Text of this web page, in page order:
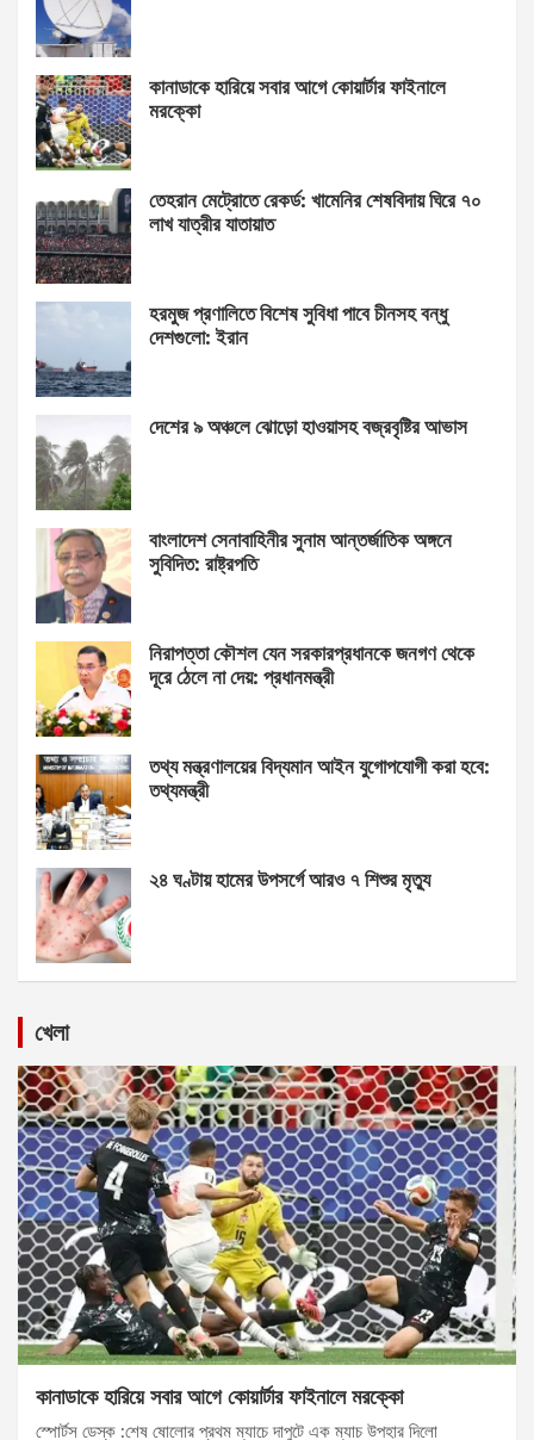
কানাডাকে হারিয়ে সবার আগে কোয়ার্টার ফাইনালে
মরক্কো
তেহরান মেট্রোতে রেকর্ড: খামেনির শেষবিদায় ঘিরে ৭০
লাখ যাত্রীর যাতায়াত
হরমুজ প্রণালিতে বিশেষ সুবিধা পাবে চীনসহ বন্ধু
দেশগুলো: ইরান
দেশের ৯ অঞ্চলে ঝোড়ো হাওয়াসহ বজ্রবৃষ্টির আভাস
বাংলাদেশ সেনাবাহিনীর সুনাম আন্তর্জাতিক অঙ্গনে
সুবিদিত: রাষ্ট্রপতি
নিরাপত্তা কৌশল যেন সরকারপ্রধানকে জনগণ থেকে
দূরে ঠেলে না দেয়: প্রধানমন্ত্রী
তথ্য মন্ত্রণালয়ের বিদ্যমান আইন যুগোপযোগী করা হবে:
তথ্যমন্ত্রী
২৪ ঘণ্টায় হামের উপসর্গে আরও ৭ শিশুর মৃত্যু
খেলা
কানাডাকে হারিয়ে সবার আগে কোয়ার্টার ফাইনালে মরক্কো
স্পোর্টস ডেস্ক :শেষ ষোলোর প্রথম ম্যাচে দাপুটে এক ম্যাচ উপহার দিলো